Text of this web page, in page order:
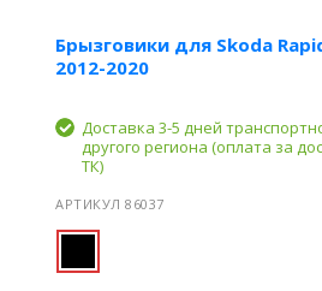
Брызговики для Skoda
2012-2020
Доставка 3-5 дней
другого региона (оплата за
ТК)
АРТИКУЛ 86037